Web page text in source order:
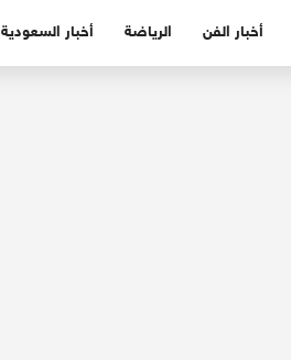
أخبار الفن الرياضة أخبار السعودية